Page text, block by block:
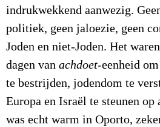
indrukwekkend aanwezig.
politiek, geen jaloezie, geen
Joden en niet-Joden. Het
dagen van achdoet-eenheid
te bestrijden, jodendom te
Europa en Israël te steunen
was echt warm in Oporto,